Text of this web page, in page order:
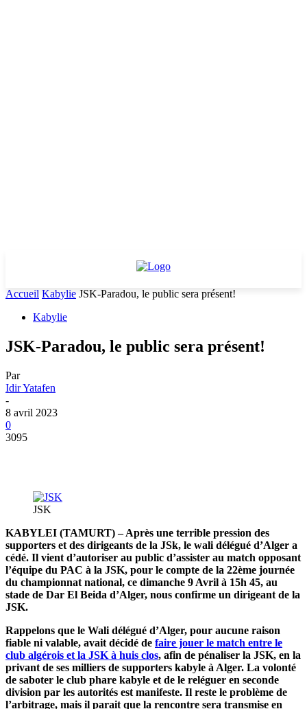
Accueil Kabylie JSK-Paradou, le public sera présent!
Kabylie
JSK-Paradou, le public sera présent!
Par
Idir Yatafen
-
8 avril 2023
0
3095
JSK
KABYLEI (TAMURT) – Après une terrible pression des
supporters et des dirigeants de la JSk, le wali délégué d’Alger a
cédé. Il vient d’autoriser au public d’assister au match opposant
l’équipe du PAC à la JSK, pour le compte de la 22ème journée
du championnat national, ce dimanche 9 Avril à 15h 45, au
stade de Dar El Beida d’Alger, nous confirme un dirigeant de la
JSK.
Rappelons que le Wali délégué d’Alger, pour aucune raison
fiable ni valable, avait décidé de faire jouer le match entre le
club algérois et la JSK à huis clos, afin de pénaliser la JSK, en la
privant de ses milliers de supporters kabyle à Alger. La volonté
de saboter le club phare kabyle et de le reléguer en seconde
division par les autorités est manifeste. Il reste le problème de
l’arbitrage, mais il parait que la rencontre sera transmise en